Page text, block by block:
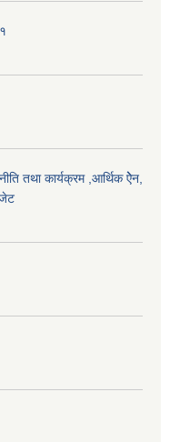
तथा कार्यक्रम ,आर्थिक ऐेन,